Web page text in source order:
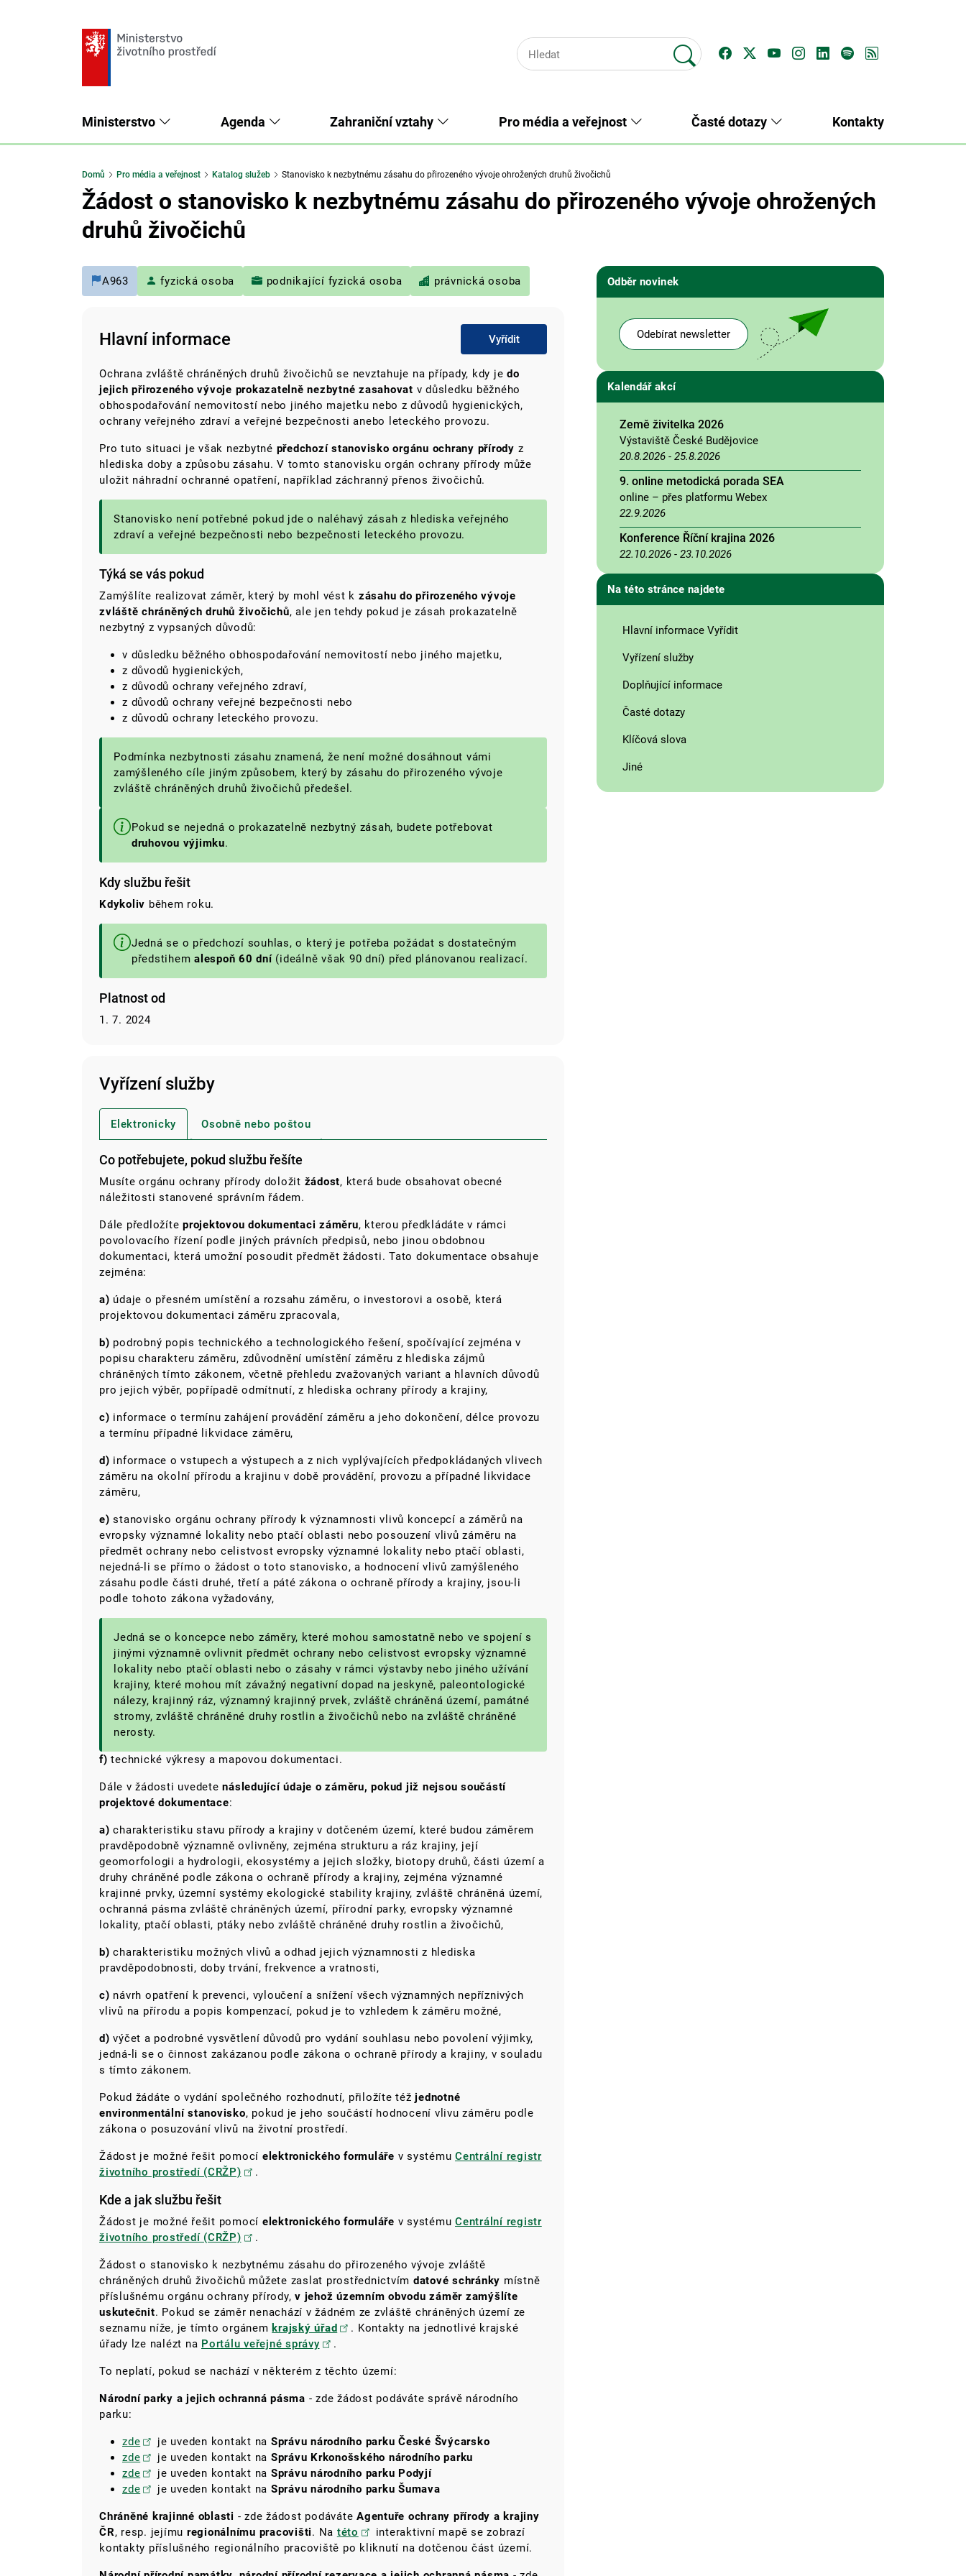
Ministerstvo Agenda Zahraniční vztahy Pro média a veřejnost Časté dotazy Kontakty
Domů Pro média a veřejnost Katalog služeb Stanovisko k nezbytnému zásahu do přirozeného vývoje ohrožených druhů živočichů
Žádost o stanovisko k nezbytnému zásahu do přirozeného vývoje ohrožených
druhů živočichů
A963 fyzická osoba podnikající fyzická osoba právnická osoba
Hlavní informace Vyřídit
Ochrana zvláště chráněných druhů živočichů se nevztahuje na případy, kdy je do
jejich přirozeného vývoje prokazatelně nezbytné zasahovat v důsledku běžného
obhospodařování nemovitostí nebo jiného majetku nebo z důvodů hygienických,
ochrany veřejného zdraví a veřejné bezpečnosti anebo leteckého provozu.
Pro tuto situaci je však nezbytné předchozí stanovisko orgánu ochrany přírody z
hlediska doby a způsobu zásahu. V tomto stanovisku orgán ochrany přírody může
uložit náhradní ochranné opatření, například záchranný přenos živočichů.
Stanovisko není potřebné pokud jde o naléhavý zásah z hlediska veřejného
zdraví a veřejné bezpečnosti nebo bezpečnosti leteckého provozu.
Týká se vás pokud
Zamýšlíte realizovat záměr, který by mohl vést k zásahu do přirozeného vývoje
zvláště chráněných druhů živočichů, ale jen tehdy pokud je zásah prokazatelně
nezbytný z vypsaných důvodů:
v důsledku běžného obhospodařování nemovitostí nebo jiného majetku,
z důvodů hygienických,
z důvodů ochrany veřejného zdraví,
z důvodů ochrany veřejné bezpečnosti nebo
z důvodů ochrany leteckého provozu.
Podmínka nezbytnosti zásahu znamená, že není možné dosáhnout vámi
zamýšleného cíle jiným způsobem, který by zásahu do přirozeného vývoje
zvláště chráněných druhů živočichů předešel.
Pokud se nejedná o prokazatelně nezbytný zásah, budete potřebovat
druhovou výjimku.
Kdy službu řešit
Kdykoliv během roku.
Jedná se o předchozí souhlas, o který je potřeba požádat s dostatečným
předstihem alespoň 60 dní(ideálně však 90 dní) před plánovanou realizací.
Platnost od
1. 7. 2024
Vyřízení služby
Elektronicky Osobně nebo poštou
Co potřebujete, pokud službu řešíte
Musíte orgánu ochrany přírody doložit žádost, která bude obsahovat obecné
náležitosti stanovené správním řádem.
Dále předložíte projektovou dokumentaci záměru, kterou předkládáte v rámci
povolovacího řízení podle jiných právních předpisů, nebo jinou obdobnou
dokumentaci, která umožní posoudit předmět žádosti. Tato dokumentace obsahuje
zejména:
a) údaje o přesném umístění a rozsahu záměru, o investorovi a osobě, která
projektovou dokumentaci záměru zpracovala,
b) podrobný popis technického a technologického řešení, spočívající zejména v
popisu charakteru záměru, zdůvodnění umístění záměru z hlediska zájmů
chráněných tímto zákonem, včetně přehledu zvažovaných variant a hlavních důvodů
pro jejich výběr, popřípadě odmítnutí, z hlediska ochrany přírody a krajiny,
c) informace o termínu zahájení provádění záměru a jeho dokončení, délce provozu
a termínu případné likvidace záměru,
d) informace o vstupech a výstupech a z nich vyplývajících předpokládaných vlivech
záměru na okolní přírodu a krajinu v době provádění, provozu a případné likvidace
záměru,
e) stanovisko orgánu ochrany přírody k významnosti vlivů koncepcí a záměrů na
evropsky významné lokality nebo ptačí oblasti nebo posouzení vlivů záměru na
předmět ochrany nebo celistvost evropsky významné lokality nebo ptačí oblasti,
nejedná-li se přímo o žádost o toto stanovisko, a hodnocení vlivů zamýšleného
zásahu podle části druhé, třetí a páté zákona o ochraně přírody a krajiny, jsou-li
podle tohoto zákona vyžadovány,
Jedná se o koncepce nebo záměry, které mohou samostatně nebo ve spojení s
jinými významně ovlivnit předmět ochrany nebo celistvost evropsky významné
lokality nebo ptačí oblasti nebo o zásahy v rámci výstavby nebo jiného užívání
krajiny, které mohou mít závažný negativní dopad na jeskyně, paleontologické
nálezy, krajinný ráz, významný krajinný prvek, zvláště chráněná území, památné
stromy, zvláště chráněné druhy rostlin a živočichů nebo na zvláště chráněné
nerosty.
f) technické výkresy a mapovou dokumentaci.
Dále v žádosti uvedetenásledující údaje o záměru, pokud již nejsou součástí
projektové dokumentace:
a) charakteristiku stavu přírody a krajiny v dotčeném území, které budou záměrem
pravděpodobně významně ovlivněny, zejména strukturu a ráz krajiny, její
geomorfologii a hydrologii, ekosystémy a jejich složky, biotopy druhů, části území a
druhy chráněné podle zákona o ochraně přírody a krajiny, zejména významné
krajinné prvky, územní systémy ekologické stability krajiny, zvláště chráněná území,
ochranná pásma zvláště chráněných území, přírodní parky, evropsky významné
lokality, ptačí oblasti, ptáky nebo zvláště chráněné druhy rostlin a živočichů,
b) charakteristiku možných vlivů a odhad jejich významnosti z hlediska
pravděpodobnosti, doby trvání, frekvence a vratnosti,
c) návrh opatření k prevenci, vyloučení a snížení všech významných nepříznivých
vlivů na přírodu a popis kompenzací, pokud je to vzhledem k záměru možné,
d)výčet a podrobné vysvětlení důvodů pro vydání souhlasu nebo povolení výjimky,
jedná-li se o činnost zakázanou podle zákona o ochraně přírody a krajiny, v souladu
s tímto zákonem.
Pokud žádáte o vydání společného rozhodnutí, přiložíte téžjednotné
environmentální stanovisko, pokud je jeho součástí hodnocení vlivu záměru podle
zákona o posuzování vlivů na životní prostředí.
Žádost je možné řešit pomocí elektronického formuláře v systému Centrální registr
životního prostředí (CRŽP)
.
Kde a jak službu řešit
Žádost je možné řešit pomocí elektronického formuláře v systému Centrální registr
životního prostředí (CRŽP)
.
Žádost o stanovisko k nezbytnému zásahu do přirozeného vývoje zvláště
chráněných druhů živočichů můžete zaslat prostřednictvím datové schránky místně
příslušnému orgánu ochrany přírody, v jehož územním obvodu záměr zamýšlíte
uskutečnit. Pokud se záměr nenachází v žádném ze zvláště chráněných území ze
seznamu níže, je tímto orgánem krajský úřad . Kontakty na jednotlivé krajské
úřady lze nalézt na Portálu veřejné správy .
To neplatí, pokud se nachází v některém z těchto území:
Národní parky a jejich ochranná pásma - zde žádost podáváte správě národního
parku:
zde je uveden kontakt na Správu národního parku České Švýcarsko
zde
je uveden kontakt na Správu Krkonošského národního parku
zde
je uveden kontakt na Správu národního parku Podyjí
zde
je uveden kontakt na Správu národního parku Šumava
Chráněné krajinné oblasti - zde žádost podáváte Agentuře ochrany přírody a krajiny
ČR, resp. jejímu regionálnímu pracovišti. Na této
interaktivní mapě se zobrazí
kontakty příslušného regionálního pracoviště po kliknutí na dotčenou část území.
Odběr novinek
Odebírat newsletter
Kalendář akcí
Země živitelka 2026
Výstaviště České Budějovice
20.8.2026 - 25.8.2026
9. online metodická porada SEA
online – přes platformu Webex
22.9.2026
Konference Říční krajina 2026
22.10.2026 - 23.10.2026
Na této stránce najdete
Hlavní informace Vyřídit
Vyřízení služby
Doplňující informace
Časté dotazy
Klíčová slova
Jiné